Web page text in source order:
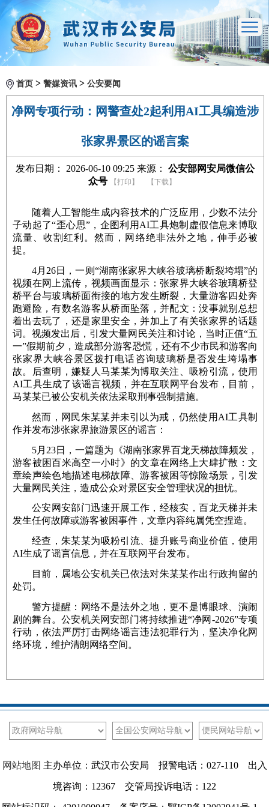
首页 > 警媒资讯 > 公安要闻
净网专项行动：网警查处2起利用AI工具编造涉
张家界景区的谣言案
发布日期： 2026-06-10 09:25 来源：
公安部网安局微信公
众号
【打印】 【下载】
随着人工智能生成内容技术的广泛应用，少数不法分
子动起了“歪心思”，企图利用AI工具炮制虚假信息来博取
流量、收割红利。然而，网络绝非法外之地，伸手必被
捉。
4月26日，一则“湖南张家界大峡谷玻璃桥断裂垮塌”的
视频在网上流传，视频画面显示：张家界大峡谷玻璃桥登
桥平台与玻璃桥面衔接的地方发生断裂，大量游客四处奔
跑避险，有数名游客从桥面坠落，并配文：没事就别总想
着出去玩了，还是家里安全，并加上了有关张家界的话题
词。视频发出后，引发大量网民关注和讨论，当时正值“五
一”假期前夕，造成部分游客恐慌，还有不少市民和游客向
张家界大峡谷景区拨打电话咨询玻璃桥是否发生垮塌事
故。后查明，嫌疑人马某某为博取关注、吸粉引流，使用
AI工具生成了该谣言视频，并在互联网平台发布，目前，
马某某已被公安机关依法采取刑事强制措施。
然而，网民朱某某并未引以为戒，仍然使用AI工具制
作并发布涉张家界旅游景区的谣言：
5月23日，一篇题为《湖南张家界百龙天梯故障频发，
游客被困百米高空一小时》的文章在网络上大肆扩散：文
章绘声绘色地描述电梯故障、游客被困等惊险场景，引发
大量网民关注，造成公众对景区安全管理状况的担忧。
公安网安部门迅速开展工作，经核实，百龙天梯并未
发生任何故障或游客被困事件，文章内容纯属凭空捏造。
经查，朱某某为吸粉引流、提升账号商业价值，使用
AI生成了谣言信息，并在互联网平台发布。
目前，属地公安机关已依法对朱某某作出行政拘留的
处罚。
警方提醒：网络不是法外之地，更不是博眼球、演闹
剧的舞台。公安机关网安部门将持续推进“净网-2026”专项
行动，依法严厉打击网络谣言违法犯罪行为，坚决净化网
络环境，维护清朗网络空间。
网站地图 主办单位：武汉市公安局 报警电话：027-110 出入
境咨询：12367 交管局投诉电话：122